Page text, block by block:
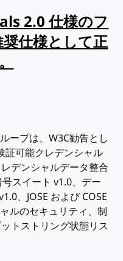
2.0 仕様のフ
仕様として正
ープは、W3C勧告とし
証可能クレデンシャル
デンシャルデータ整合
スイート v1.0、デー
、JOSE および COSE
ルのセキュリティ、制
トストリング状態リス